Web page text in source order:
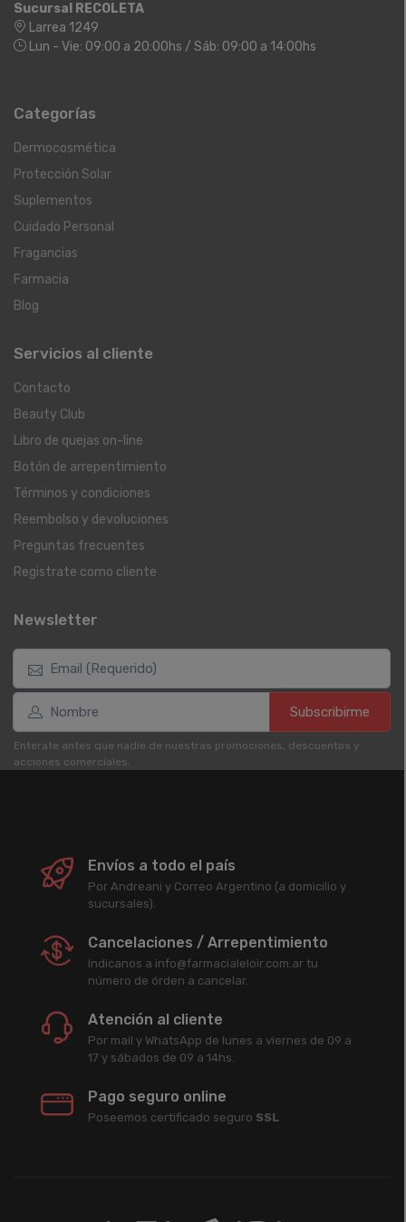
Sucursal RECOLETA
Larrea 1249
Lun - Vie: 09:00 a 20:00hs / Sáb: 09:00 a 14:00hs
Categorías
Dermocosmética
Protección Solar
Suplementos
Cuidado Personal
Fragancias
Farmacia
Blog
Servicios al cliente
Contacto
Beauty Club
Libro de quejas on-line
Botón de arrepentimiento
Términos y condiciones
Reembolso y devoluciones
Preguntas frecuentes
Registrate como cliente
Newsletter
Subscribirme
Enterate antes que nadie de nuestras promociones, descuentos y
acciones comerciales.
Envíos a todo el país
Por Andreani y Correo Argentino (a domicilio y
sucursales).
Cancelaciones / Arrepentimiento
Indicanos a info@farmacialeloir.com.ar tu
número de órden a cancelar.
Atención al cliente
Por mail y WhatsApp de lunes a viernes de 09 a
17 y sábados de 09 a 14hs.
Pago seguro online
Poseemos certificado seguro SSL